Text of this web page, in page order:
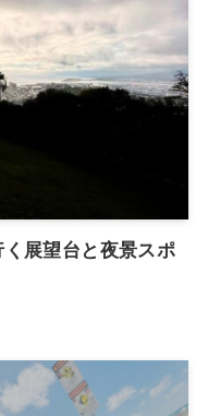
く展望台と夜景スポ